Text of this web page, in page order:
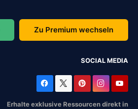
Zu Premium wechseln
SOCIAL MEDIA
Erhalte exklusive Ressourcen direkt in